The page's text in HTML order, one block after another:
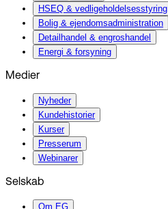
HSEQ & vedligeholdelsesstyring
Bolig & ejendomsadministration
Detailhandel & engroshandel
Energi & forsyning
Medier
Nyheder
Kundehistorier
Kurser
Presserum
Webinarer
Selskab
Om EG